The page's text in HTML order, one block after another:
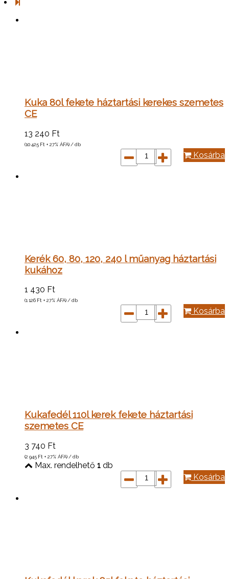
Kuka 80l fekete háztartási kerekes szemetes
CE
13 240 Ft
(10 425 Ft + 27% ÁFA) / db
Kosárba
Kerék 60, 80, 120, 240 l műanyag háztartási
kukához
1 430 Ft
(1 126 Ft + 27% ÁFA) / db
Kosárba
Kukafedél 110l kerek fekete háztartási
szemetes CE
3 740 Ft
(2 945 Ft + 27% ÁFA) / db
Max. rendelhető 1 db
Kosárba